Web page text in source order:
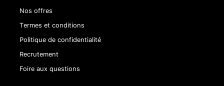
Nos offres
Termes et conditions
Politique de confidentialité
Recrutement
Foire aux questions